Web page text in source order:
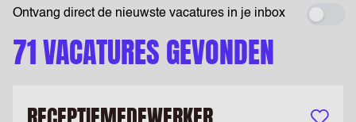
Ontvang direct de nieuwste vacatures in je inbox
71 VACATURES GEVONDEN